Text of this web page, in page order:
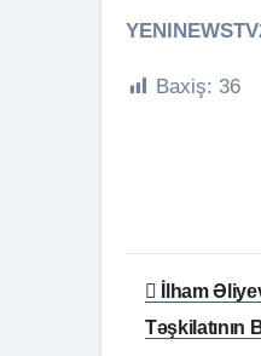
Baxiş: 36
Yazı
İlham
Təşkilatının